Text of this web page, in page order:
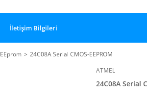
İletişim Bilgileri
EEprom
24C08A Serial CMOS-EEPROM
ATMEL
24C08A Serial